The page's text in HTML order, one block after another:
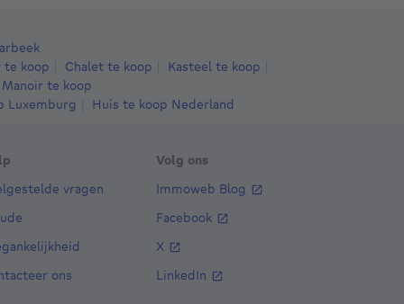
te koop Chalet te koop
Kasteel te koop
Manoir te koop
Luxemburg Huis te koop Nederland
vragen
ons
Volg ons
Immoweb Blog
Facebook
X
LinkedIn